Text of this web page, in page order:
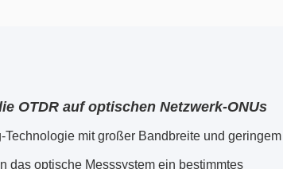
OTDR auf optischen Netzwerk-ONUs
mit großer Bandbreite und geringem
das optische Messsystem ein bestimmtes